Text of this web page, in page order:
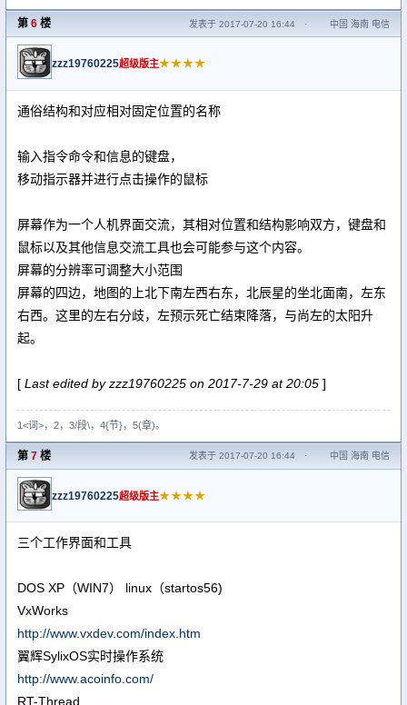
第 6 楼 发表于 2017-07-20 16:44 · 中国 海南 电信
zzz19760225超级版主★★★★
通俗结构和对应相对固定位置的名称
输入指令命令和信息的键盘，
移动指示器并进行点击操作的鼠标
屏幕作为一个人机界面交流，其相对位置和结构影响双方，键盘和
鼠标以及其他信息交流工具也会可能参与这个内容。
屏幕的分辨率可调整大小范围
屏幕的四边，地图的上北下南左西右东，北辰星的坐北面南，左东
右西。这里的左右分歧，左预示死亡结束降落，与尚左的太阳升
起。
[ Last edited by zzz19760225 on 2017-7-29 at 20:05 ]
1<词>，2，3/段\，4{节}，5(章)。
第 7 楼 发表于 2017-07-20 16:44· 中国 海南 电信
zzz19760225超级版主★★★★
三个工作界面和工具
DOS XP（WIN7） linux（startos56)
VxWorks
http://www.vxdev.com/index.htm
翼辉SylixOS实时操作系统
http://www.acoinfo.com/
RT-Thread